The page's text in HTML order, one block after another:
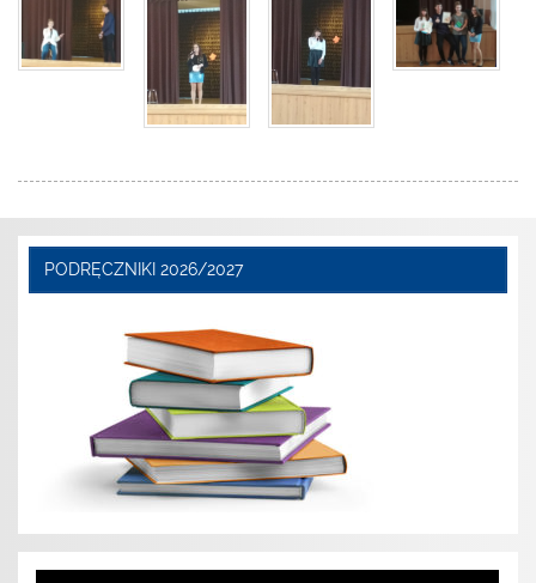
PODRĘCZNIKI 2026/2027